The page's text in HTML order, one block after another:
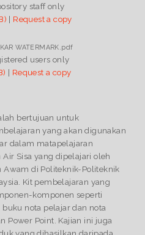
staff only
| Request a copy
WATERMARK.pdf
users only
| Request a copy
bertujuan untuk
yang akan digunakan
dalam matapelajaran
Sisa yang dipelajari oleh
Awam di Politeknik-Politeknik
Kit pembelajaran yang
komponen seperti
nota pelajar dan nota
Power Point. Kajian ini juga